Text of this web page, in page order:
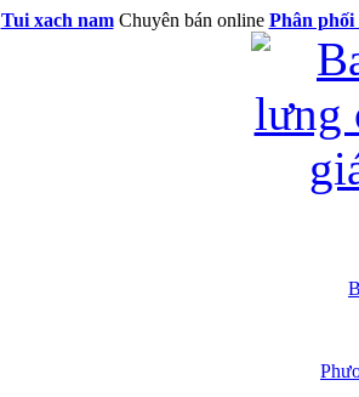
Tui xach namChuyên bán online Phân phối